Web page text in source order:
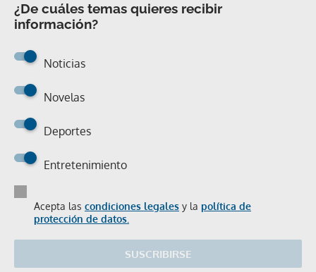
¿De cuáles temas quieres recibir
información?
Noticias
Novelas
Deportes
Entretenimiento
Acepta las condiciones legales y la política de
protección de datos.
SUSCRIBIRSE